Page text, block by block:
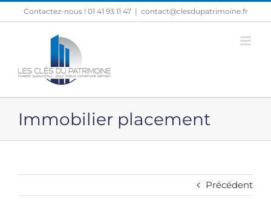
Passer
au
Contactez-nous ! 01 41 93 11 47 | contact@clesdupatrimoine.fr
Immobilier placement
Précédent